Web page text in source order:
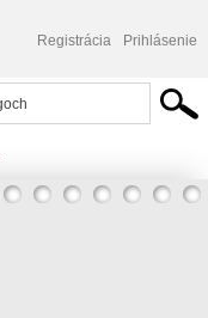
Registrácia Prihlásenie